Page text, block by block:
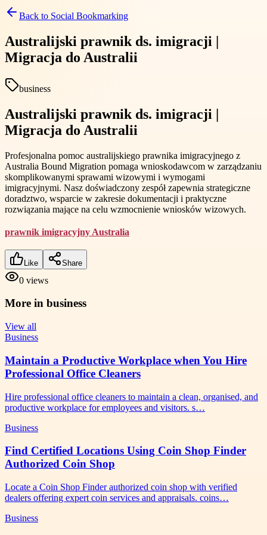
Back to Social Bookmarking
Australijski prawnik ds. imigracji |
Migracja do Australii
business
Australijski prawnik ds. imigracji |
Migracja do Australii
Profesjonalna pomoc australijskiego prawnika imigracyjnego z
Australia Bound Migration pomaga wnioskodawcom w zarządzaniu
skomplikowanymi sprawami wizowymi i wymogami
imigracyjnymi. Nasz doświadczony zespół zapewnia strategiczne
doradztwo, wsparcie w zakresie dokumentacji i praktyczne
rozwiązania mające na celu wzmocnienie wniosków wizowych.
prawnik imigracyjny Australia
Like Share
0 views
More in business
View all
Business
Maintain a Productive Workplace when You Hire
Professional Office Cleaners
Hire professional office cleaners to maintain a clean, organised, and
productive workplace for employees and visitors. s…
Business
Find Certified Locations Using Coin Shop Finder
Authorized Coin Shop
Locate a Coin Shop Finder authorized coin shop with verified
dealers offering expert coin services and appraisals. coins…
Business